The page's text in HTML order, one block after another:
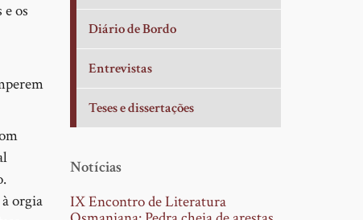
os
orgia
Diário de Bordo
Entrevistas
Teses e dissertações
Notícias
IX Encontro de Literatura